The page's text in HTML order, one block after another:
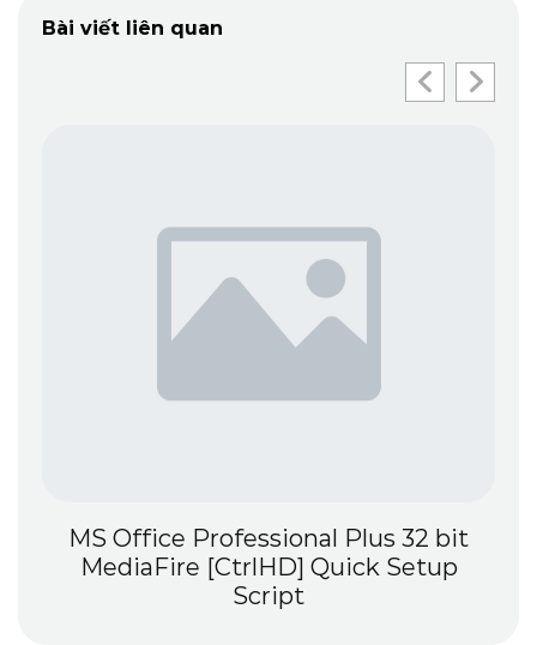
Bài viết liên quan
MS Office Professional Plus 32 bit
MediaFire [CtrlHD] Quick Setup
Script